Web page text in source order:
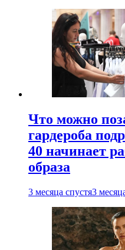
Что можно
гардероба
40 начинает
образа
3 месяца спустя3